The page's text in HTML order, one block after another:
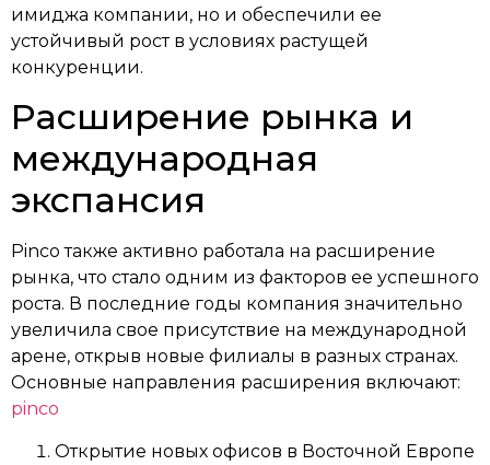
имиджа компании, но и обеспечили ее
устойчивый рост в условиях растущей
конкуренции.
Расширение рынка и
международная
экспансия
Pinco также активно работала на расширение
рынка, что стало одним из факторов ее успешного
роста. В последние годы компания значительно
увеличила свое присутствие на международной
арене, открыв новые филиалы в разных странах.
Основные направления расширения включают:
pinco
Открытие новых офисов в Восточной Европе